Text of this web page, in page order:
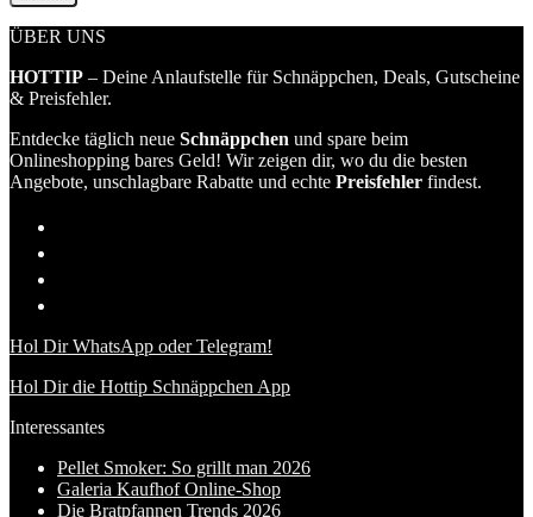
ÜBER UNS
HOTTIP – Deine Anlaufstelle für Schnäppchen, Deals, Gutscheine
& Preisfehler.
Entdecke täglich neue Schnäppchen und spare beim
Onlineshopping bares Geld! Wir zeigen dir, wo du die besten
Angebote, unschlagbare Rabatte und echte Preisfehler findest.
Hol Dir WhatsApp oder Telegram!
Hol Dir die Hottip Schnäppchen App
Interessantes
Pellet Smoker: So grillt man 2026
Galeria Kaufhof Online-Shop
Die Bratpfannen Trends 2026